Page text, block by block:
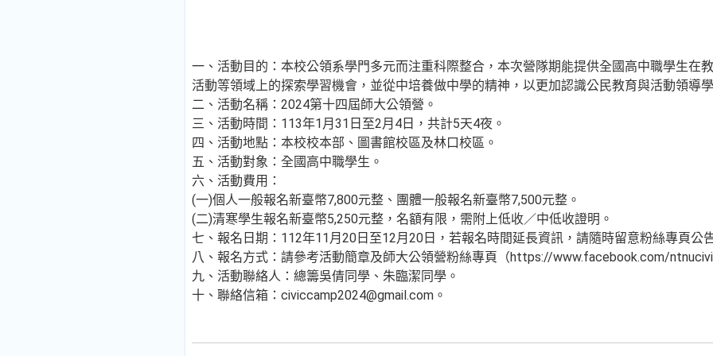
一、活動目的：本校公領系學門多元而注重科際整合，本次營隊期能提供全國高中職學生在
活動等領域上的探索學習機會，並從中培養做中學的精神，以更加認識公民教育與活動領導
二、活動名稱：2024第十四屆師大公領營。
三、活動時間：113年1月31日至2月4日，共計5天4夜。
四、活動地點：本校校本部、圖書館校區及林口校區。
五、活動對象：全國高中職學生。
六、活動費用：
(一)個人一般報名新臺幣7,800元整、團體一般報名新臺幣7,500元整。
(二)清寒學生報名新臺幣5,250元整，名額有限，需附上低收／中低收證明。
七、報名日期：112年11月20日至12月20日，若報名時間延長資訊，請隨時留意粉絲專頁公
八、報名方式：請參考活動簡章及師大公領營粉絲專頁（https://www.facebook.com/
九、活動聯絡人：總籌吳倩同學、朱臨潔同學。
十、聯絡信箱：civiccamp2024@gmail.com。